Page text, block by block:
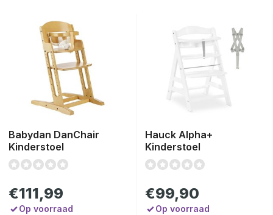
Babydan DanChair
Kinderstoel
€111,99
Op voorraad
Hauck Alpha+
Kinderstoel
€99,90
Op voorraad